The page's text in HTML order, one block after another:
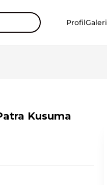
ProfilGaleri
Kusuma